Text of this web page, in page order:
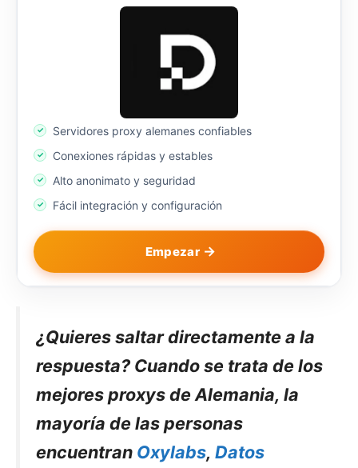
Servidores proxy alemanes confiables
Conexiones rápidas y estables
Alto anonimato y seguridad
Fácil integración y configuración
Empezar
¿Quieres saltar directamente a la
respuesta? Cuando se trata de los
mejores proxys de Alemania, la
mayoría de las personas
encuentran Oxylabs, Datos